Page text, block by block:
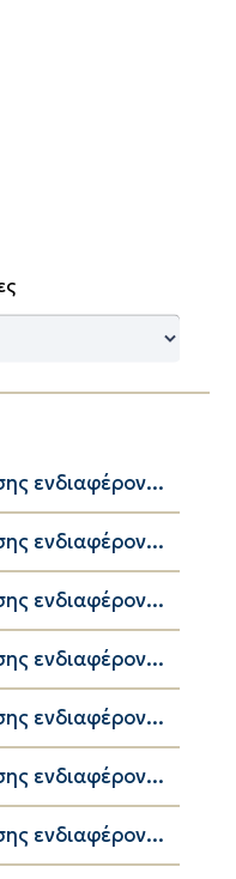
ενδιαφέρον...
ενδιαφέρον...
ενδιαφέρον...
ενδιαφέρον...
ενδιαφέρον...
ενδιαφέρον...
ενδιαφέρον...